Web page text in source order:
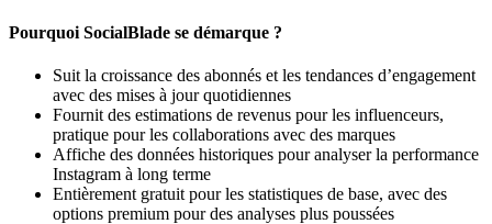
Pourquoi SocialBlade se démarque ?
Suit la croissance des abonnés et les tendances d’engagement
avec des mises à jour quotidiennes
Fournit des estimations de revenus pour les influenceurs,
pratique pour les collaborations avec des marques
Affiche des données historiques pour analyser la performance
Instagram à long terme
Entièrement gratuit pour les statistiques de base, avec des
options premium pour des analyses plus poussées